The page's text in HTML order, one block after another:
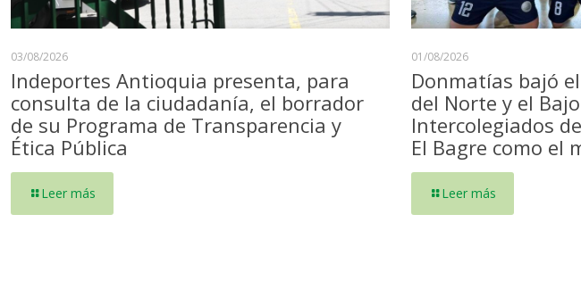
03/08/2026
Indeportes Antioquia presenta, para
consulta de la ciudadanía, el borrador
de su Programa de Transparencia y
Ética Pública
Leer más
01/08/2026
Donmatías bajó
del Norte y el
Intercolegiados
El Bagre como el
Leer más